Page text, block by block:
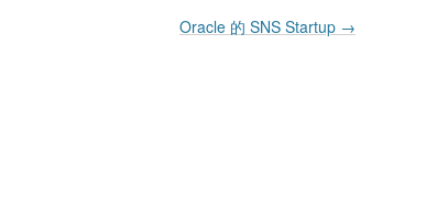
Oracle 的 SNS Startup →